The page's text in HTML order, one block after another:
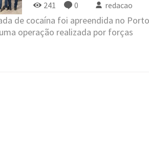
241 0 redacao
de cocaína foi apreendida no Porto
operação realizada por forças